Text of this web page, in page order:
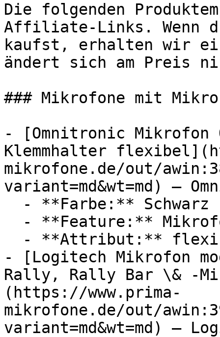
Die folgenden
Affiliate-Links. Wenn
kaufst, erhalten wir
ändert sich am Preis
### Mikrofone mit
- [Omnitronic Mikrofon
Klemmhalter
mikrofone.de/out/
variant=md&wt=md) —
- [Logitech Mikrofon
Rally, Rally Bar \& -
(https://www.prima-
mikrofone.de/out/
variant=md&wt=md) —